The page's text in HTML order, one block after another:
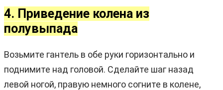
4. Приведение колена из
полувыпада
Возьмите гантель в обе руки горизонтально и
поднимите над головой. Сделайте шаг назад
левой ногой, правую немного согните в колене,